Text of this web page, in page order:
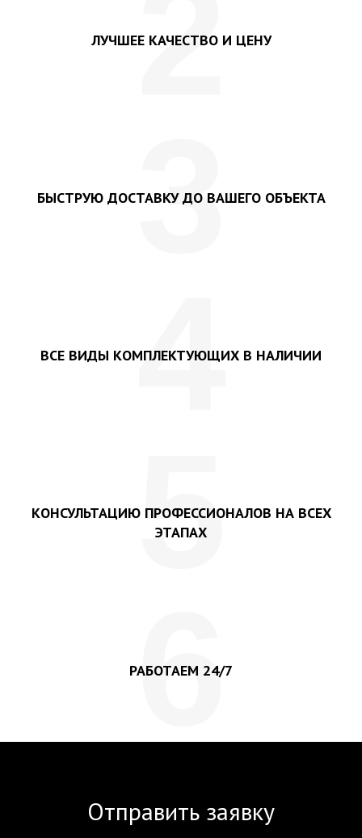
ЛУЧШЕЕ КАЧЕСТВО И ЦЕНУ
2
БЫСТРУЮ ДОСТАВКУ ДО ВАШЕГО ОБЪЕКТА
3
ВСЕ ВИДЫ КОМПЛЕКТУЮЩИХ В НАЛИЧИИ
4
КОНСУЛЬТАЦИЮ ПРОФЕССИОНАЛОВ НА ВСЕХ
ЭТАПАХ
5
РАБОТАЕМ 24/7
6
Отправить заявку